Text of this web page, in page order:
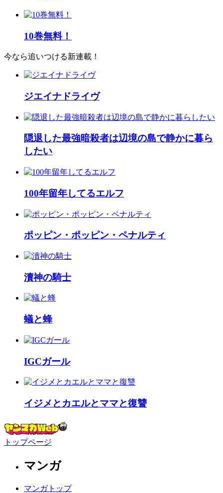
10巻無料！
今なら追いつける新連載！
ジエイナドライヴ
隠退した最強暗殺者は辺境の島で静かに暮ら
したい
100年留年してるエルフ
ポッピン・ポッピン・ペナルティ
瀆神の騎士
蟻と蜂
IGCガール
イジメとカエルとママと復讐
トップページ
マンガ
マンガトップ